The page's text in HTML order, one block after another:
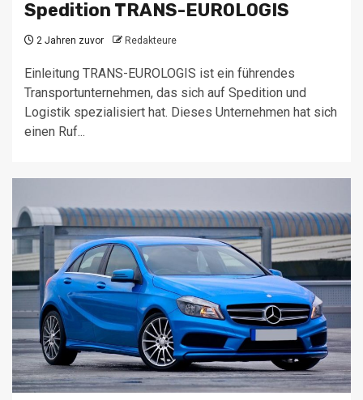
Spedition TRANS-EUROLOGIS
2 Jahren zuvor Redakteure
Einleitung TRANS-EUROLOGIS ist ein führendes
Transportunternehmen, das sich auf Spedition und
Logistik spezialisiert hat. Dieses Unternehmen hat sich
einen Ruf...